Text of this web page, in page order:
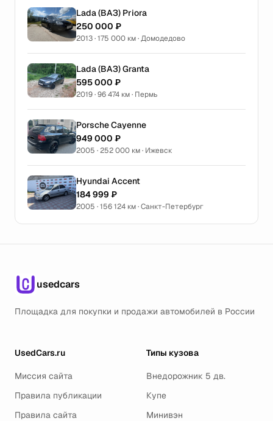
Lada (ВАЗ) Priora
250 000 ₽
2013 · 175 000 км · Домодедово
Lada (ВАЗ) Granta
595 000 ₽
2019 · 96 474 км · Пермь
Porsche Cayenne
949 000 ₽
2005 · 252 000 км · Ижевск
Hyundai Accent
184 999 ₽
2005 · 156 124 км · Санкт-Петербург
usedcars
Площадка для покупки и продажи автомобилей в России
UsedCars.ru
Миссия сайта
Правила публикации
Правила сайта
Типы кузова
Внедорожник 5 дв.
Купе
Минивэн